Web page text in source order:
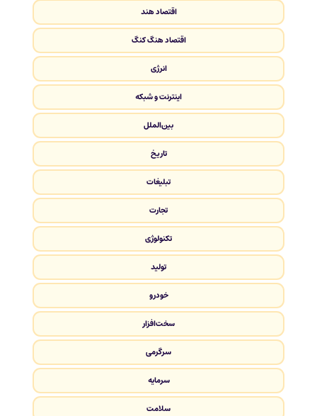
اقتصاد هند
اقتصاد هنگ کنگ
انرژی
اینترنت و شبکه
بین‌الملل
تاریخ
تبلیغات
تجارت
تکنولوژی
تولید
خودرو
سخت‌افزار
سرگرمی
سرمایه
سلامت